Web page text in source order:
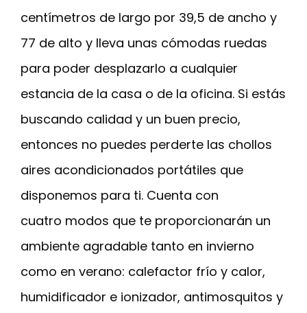
centímetros de largo por 39,5 de ancho y
77 de alto y lleva unas cómodas ruedas
para poder desplazarlo a cualquier
estancia de la casa o de la oficina. Si estás
buscando calidad y un buen precio,
entonces no puedes perderte las chollos
aires acondicionados portátiles que
disponemos para ti. Cuenta con
cuatro modos que te proporcionarán un
ambiente agradable tanto en invierno
como en verano: calefactor frío y calor,
humidificador e ionizador, antimosquitos y